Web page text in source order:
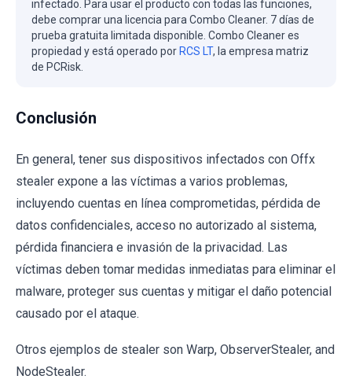
infectado. Para usar el producto con todas las funciones,
debe comprar una licencia para Combo Cleaner. 7 días de
prueba gratuita limitada disponible. Combo Cleaner es
propiedad y está operado porRCS LT, la empresa matriz
de PCRisk.
Conclusión
En general, tener sus dispositivos infectados con Offx
stealer expone a las víctimas a varios problemas,
incluyendo cuentas en línea comprometidas, pérdida de
datos confidenciales, acceso no autorizado al sistema,
pérdida financiera e invasión de la privacidad. Las
víctimas deben tomar medidas inmediatas para eliminar el
malware, proteger sus cuentas y mitigar el daño potencial
causado por el ataque.
Otros ejemplos de stealer son Warp, ObserverStealer, and
NodeStealer.